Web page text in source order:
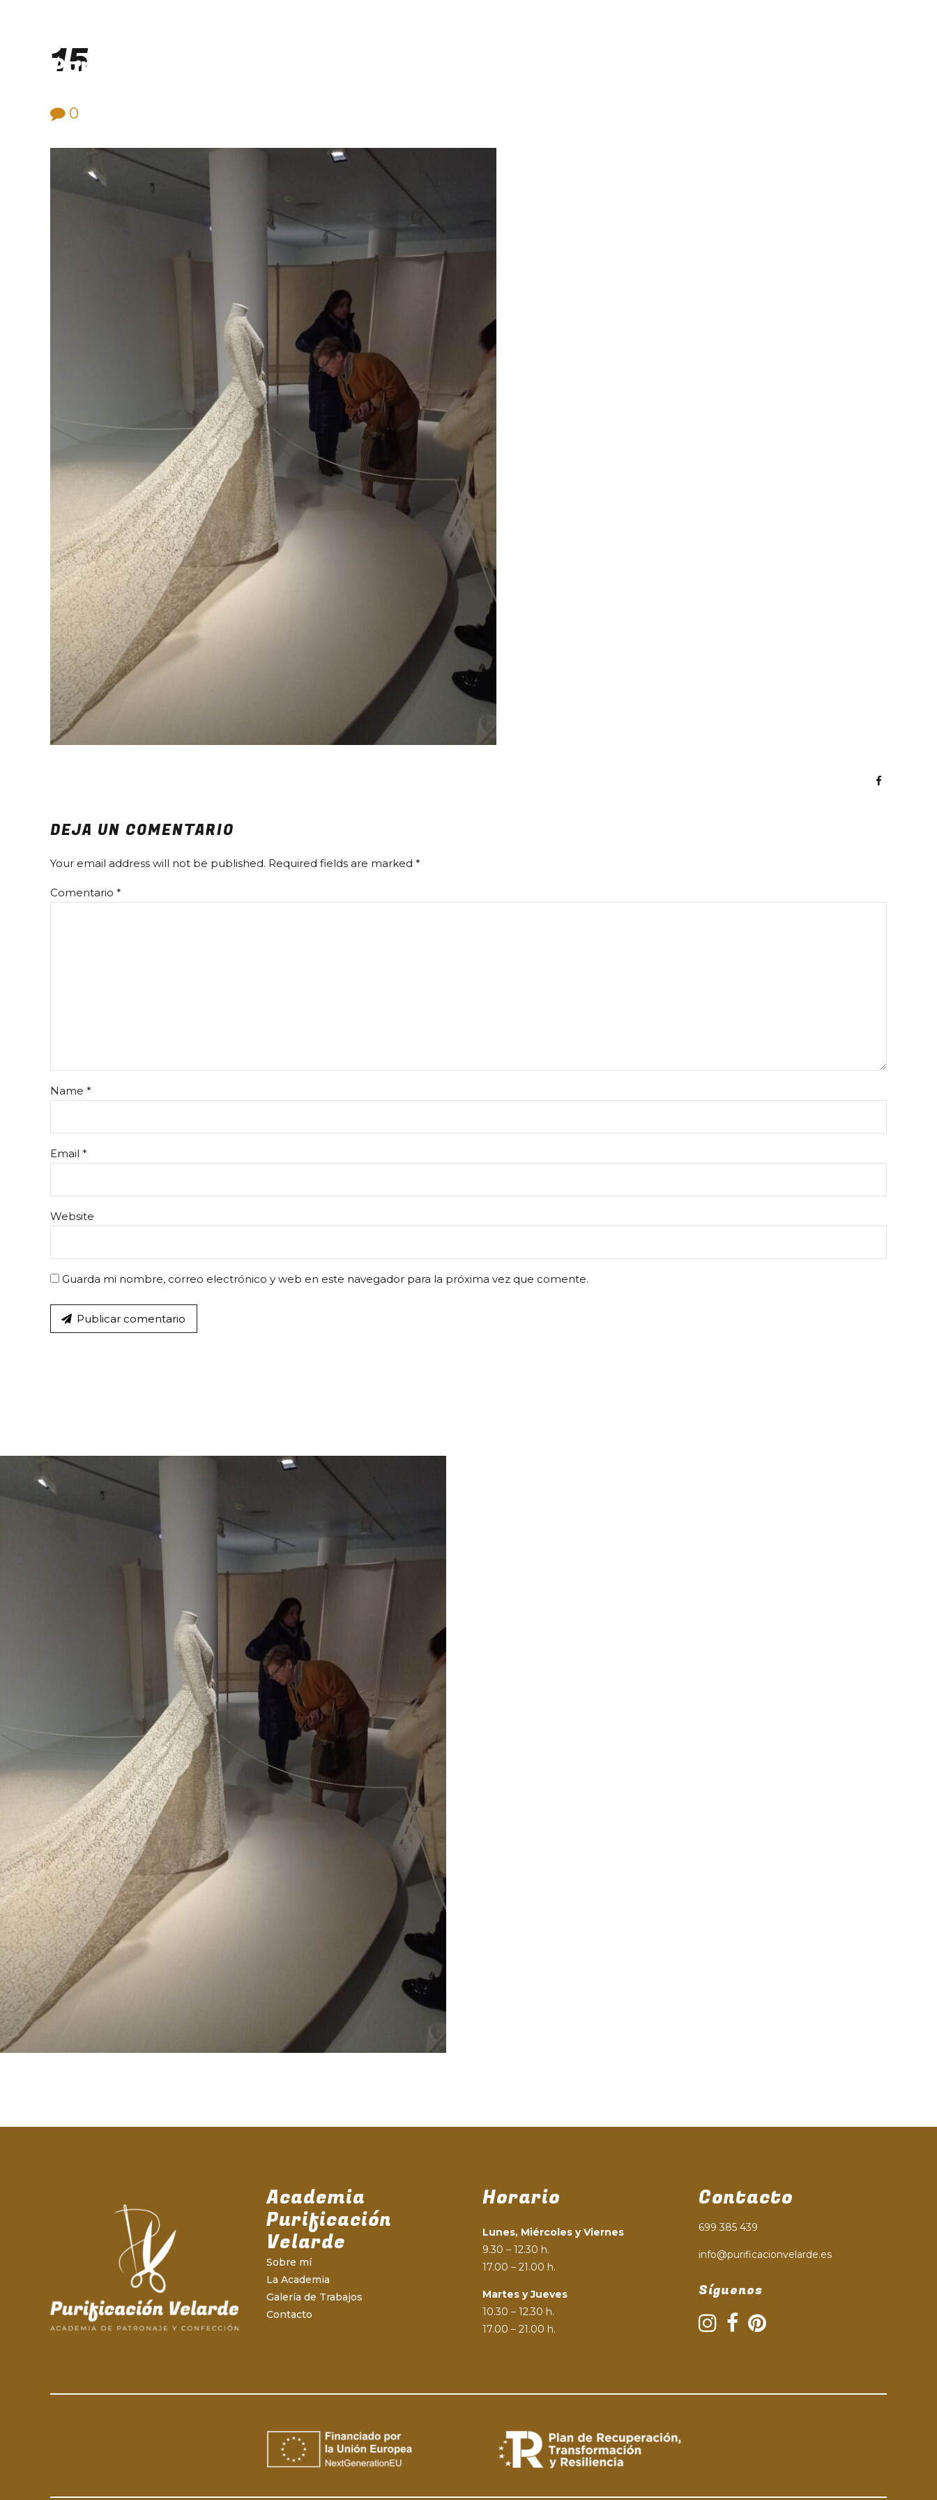
Purificación Velarde
15
0
DEJA UN COMENTARIO
Your email address will not be published. Required fields are marked *
Comentario *
Name *
Email *
Website
Guarda mi nombre, correo electrónico y web en este navegador para la próxima vez que comente.
Publicar comentario
Academia
Purificación
Velarde
Sobre mí
La Academia
Galería de Trabajos
Contacto
Horario
Lunes, Miércoles y Viernes
9.30 – 12.30 h.
17.00 – 21.00 h.
Martes y Jueves
10.30 – 12.30 h.
17.00 – 21.00 h.
Contacto
699 385 439
info@purificacionvelarde.es
Síguenos